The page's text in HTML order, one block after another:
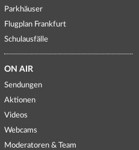
Parkhäuser
Flugplan Frankfurt
Schulausfälle
ON AIR
Sendungen
Aktionen
Videos
Webcams
Moderatoren & Team